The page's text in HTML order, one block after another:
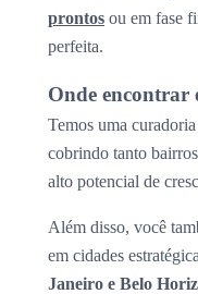
prontos ou em fase
perfeita.
Onde encontrar
Temos uma
cobrindo tanto
alto potencial de
Além disso, você
em cidades
Janeiro e Belo